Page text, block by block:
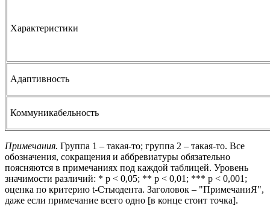
Характеристики
Адаптивность
Коммуникабельность
Примечания. Группа 1 – такая-то; группа 2 – такая-то. Все
обозначения, сокращения и аббревиатуры обязательно
поясняются в примечаниях под каждой таблицей. Уровень
значимости различий: * p < 0,05; ** p < 0,01; *** p < 0,001;
оценка по критерию t-Cтьюдента. Заголовок – "ПримечаниЯ",
даже если примечание всего одно [в конце стоит точка].